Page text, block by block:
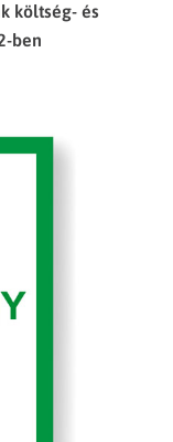
költség- és
ben